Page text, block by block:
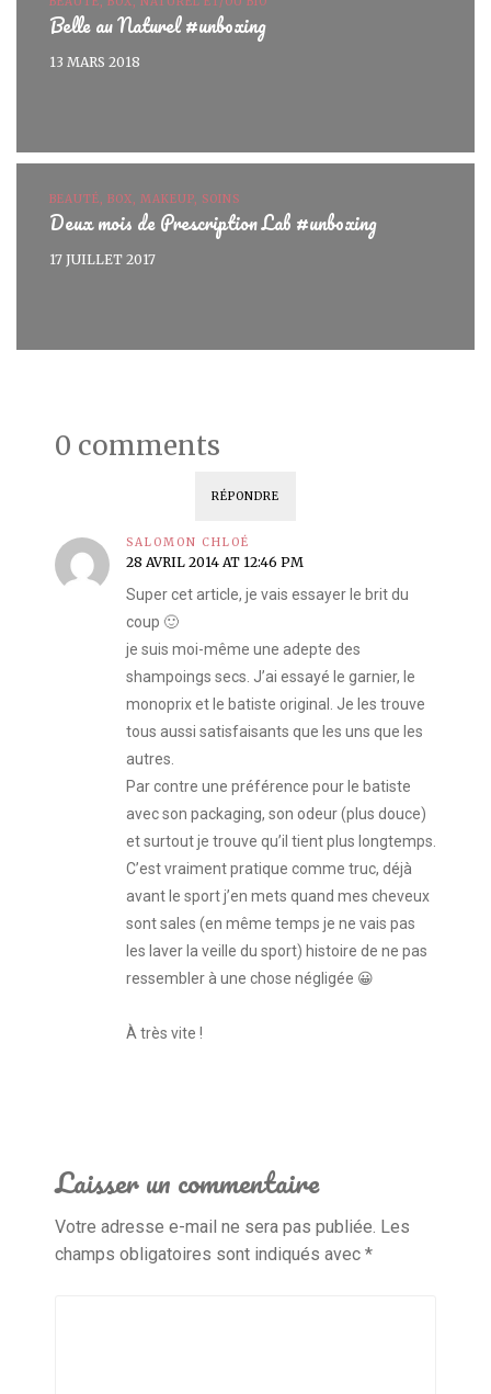
Belle au Naturel #unboxing
13 MARS 2018
BEAUTÉ, BOX, MAKEUP, SOINS
Deux mois de Prescription Lab #unboxing
17 JUILLET 2017
0 comments
RÉPONDRE
SALOMON CHLOÉ
28 AVRIL 2014 AT 12:46 PM
Super cet article, je vais essayer le brit du
coup 🙂
je suis moi-même une adepte des
shampoings secs. J’ai essayé le garnier, le
monoprix et le batiste original. Je les trouve
tous aussi satisfaisants que les uns que les
autres.
Par contre une préférence pour le batiste
avec son packaging, son odeur (plus douce)
et surtout je trouve qu’il tient plus longtemps.
C’est vraiment pratique comme truc, déjà
avant le sport j’en mets quand mes cheveux
sont sales (en même temps je ne vais pas
les laver la veille du sport) histoire de ne pas
ressembler à une chose négligée 😀
À très vite !
Laisser un commentaire
Votre adresse e-mail ne sera pas publiée. Les
champs obligatoires sont indiqués avec *